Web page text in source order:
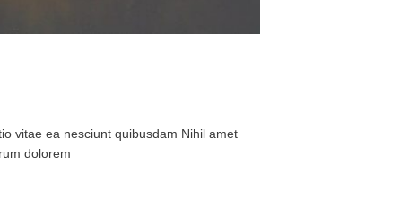
vitae ea nesciunt quibusdam Nihil amet
dolorem